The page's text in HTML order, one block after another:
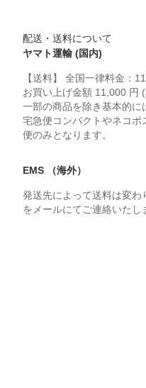
配送・送料について
ヤマト運輸 (国内)
【送料】 全国一律料金：
お買い上げ金額 11,000 円
一部の商品を除き基本的に
宅急便コンパクトやネコポ
便のみとなります。
EMS （海外）
発送先によって送料は変
をメールにてご連絡いたし